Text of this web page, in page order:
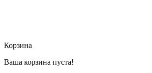
Корзина
Ваша корзина пуста!